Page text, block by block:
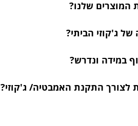
המוצרים שלנו?
ג'קוזי הביתי?
במידה ונדרש?
לצורך התקנת האמבטיה/ ג'קוזי?